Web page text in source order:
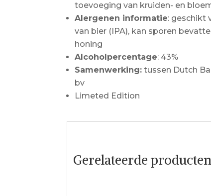
toevoeging van kruiden- en
Alergenen informatie: geschikt
van bier (IPA), kan sporen
honing
Alcoholpercentage: 43%
Samenwerking: tussen Dutch
bv
Limeted Edition
Gerelateerde producten